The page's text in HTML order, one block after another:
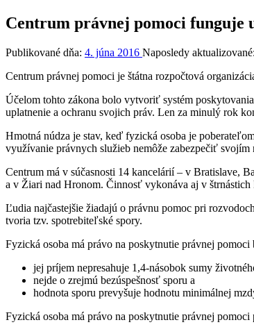
Centrum právnej pomoci funguje
Publikované dňa: 4. júna 2016 Naposledy aktualizované:
Centrum právnej pomoci je štátna rozpočtová
Účelom tohto zákona bolo vytvoriť systém
uplatnenie a ochranu svojich práv. Len za minulý rok
Hmotná núdza je stav, keď fyzická osoba je
využívanie právnych služieb nemôže zabezpečiť svojím
Centrum má v súčasnosti 14 kancelárií – v Bratislave,
a v Žiari nad Hronom. Činnosť vykonáva aj v
Ľudia najčastejšie žiadajú o právnu pomoc pri
tvoria tzv. spotrebiteľské spory.
Fyzická osoba má právo na poskytnutie právnej pomoci
jej príjem nepresahuje 1,4-násobok sumy
nejde o zrejmú bezúspešnosť sporu a
hodnota sporu prevyšuje hodnotu minimálnej
Fyzická osoba má právo na poskytnutie právnej